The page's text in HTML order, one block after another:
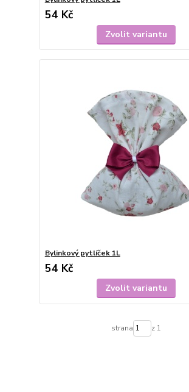
54 Kč
Zvolit variantu
Bylinkový pytlíček 1L
54 Kč
Zvolit variantu
strana z 1